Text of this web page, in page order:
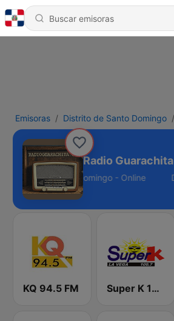
Emisoras Distrito de Santo Domingo
Radio Guarachita
Distrito de Santo Domingo - Online
KQ 94.5 FM Super K 100.7 FM